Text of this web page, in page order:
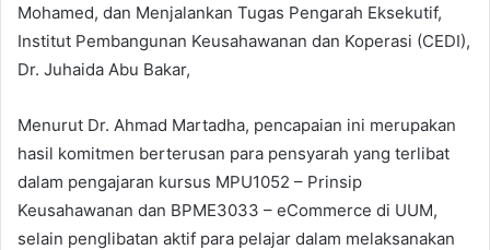
Mohamed, dan Menjalankan Tugas Pengarah Eksekutif,
Institut Pembangunan Keusahawanan dan Koperasi (CEDI),
Dr. Juhaida Abu Bakar,
Menurut Dr. Ahmad Martadha, pencapaian ini merupakan
hasil komitmen berterusan para pensyarah yang terlibat
dalam pengajaran kursus MPU1052 – Prinsip
Keusahawanan dan BPME3033 – eCommerce di UUM,
selain penglibatan aktif para pelajar dalam melaksanakan